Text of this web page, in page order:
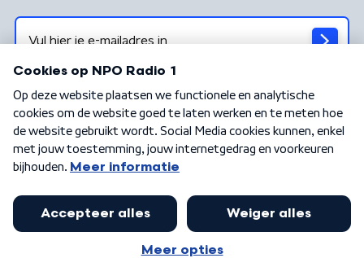
Algemene voorwaarden Privacybeleid